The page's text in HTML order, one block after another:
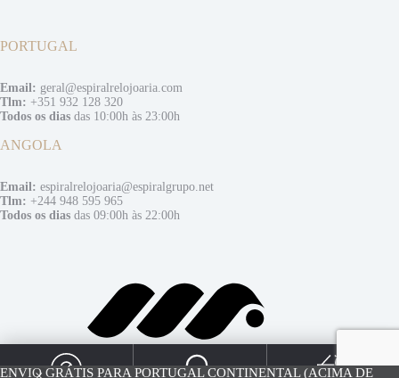
ENVIO GRÁTIS PARA PORTUGAL CONTINENTAL (ACIMA DE
PORTUGAL
Email: geral@espiralrelojoaria.com
Tlm: +351 932 128 320
Todos os dias das 10:00h às 23:00h
ANGOLA
Email: espiralrelojoaria@espiralgrupo.net
Tlm: +244 948 595 965
Todos os dias das 09:00h às 22:00h
0